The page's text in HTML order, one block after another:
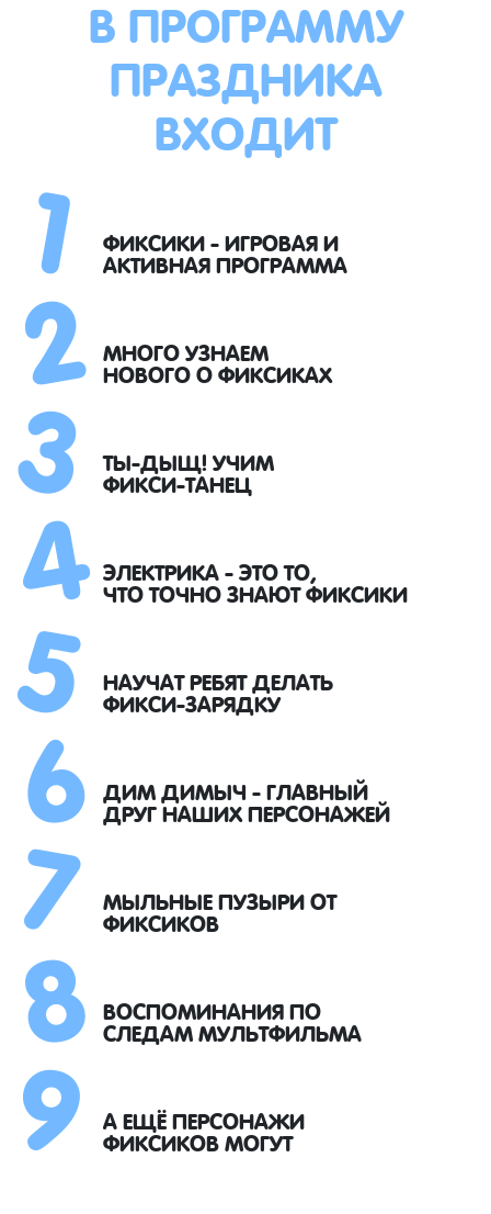
В ПРОГРАММУ
ПРАЗДНИКА
ВХОДИТ
ФИКСИКИ - ИГРОВАЯ И
АКТИВНАЯ ПРОГРАММА
МНОГО УЗНАЕМ
НОВОГО О ФИКСИКАХ
ТЫ-ДЫЩ! УЧИМ
ФИКСИ-ТАНЕЦ
ЭЛЕКТРИКА - ЭТО ТО,
ЧТО ТОЧНО ЗНАЮТ ФИКСИКИ
НАУЧАТ РЕБЯТ ДЕЛАТЬ
ФИКСИ-ЗАРЯДКУ
ДИМ ДИМЫЧ - ГЛАВНЫЙ
ДРУГ НАШИХ ПЕРСОНАЖЕЙ
МЫЛЬНЫЕ ПУЗЫРИ ОТ
ФИКСИКОВ
ВОСПОМИНАНИЯ ПО
СЛЕДАМ МУЛЬТФИЛЬМА
А ЕЩЁ ПЕРСОНАЖИ
ФИКСИКОВ МОГУТ